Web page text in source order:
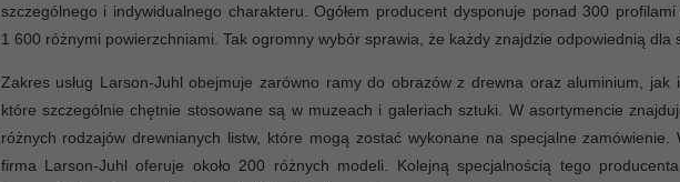
szczególnego i indywidualnego charakteru. Ogółem producent dysponuje ponad 300
1 600 różnymi powierzchniami. Tak ogromny wybór sprawia, że każdy znajdzie odpowiednią dla
Zakres usług Larson-Juhl obejmuje zarówno ramy do obrazów z drewna oraz aluminium, jak
które szczególnie chętnie stosowane są w muzeach i galeriach sztuki. W asortymencie
różnych rodzajów drewnianych listw, które mogą zostać wykonane na specjalne zamówienie.
firma Larson-Juhl oferuje około 200 różnych modeli. Kolejną specjalnością tego